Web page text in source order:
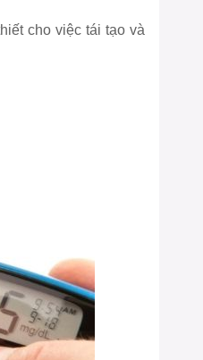
cho việc tái tạo và